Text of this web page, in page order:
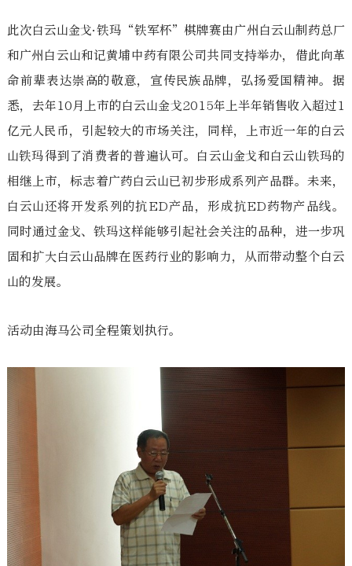
此次白云山金戈·铁玛“铁军杯”棋牌赛由广州白云山制药总厂
和广州白云山和记黄埔中药有限公司共同支持举办，借此向革
命前辈表达崇高的敬意，宣传民族品牌，弘扬爱国精神。据
悉，去年10月上市的白云山金戈2015年上半年销售收入超过1
亿元人民币，引起较大的市场关注，同样，上市近一年的白云
山铁玛得到了消费者的普遍认可。白云山金戈和白云山铁玛的
相继上市，标志着广药白云山已初步形成系列产品群。未来，
白云山还将开发系列的抗ED产品，形成抗ED药物产品线。
同时通过金戈、铁玛这样能够引起社会关注的品种，进一步巩
固和扩大白云山品牌在医药行业的影响力，从而带动整个白云
山的发展。
活动由海马公司全程策划执行。